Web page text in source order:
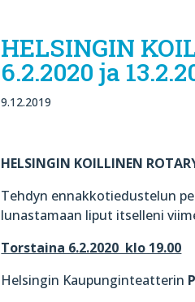
HELSINGIN
6.2.2020 ja
9.12.2019
HELSINGIN KOILLINEN
Tehdyn ennakkotiedustelun
lunastamaan liput itselleni
Torstaina 6.2.2020 klo 19.00
Helsingin Kaupunginteatterin